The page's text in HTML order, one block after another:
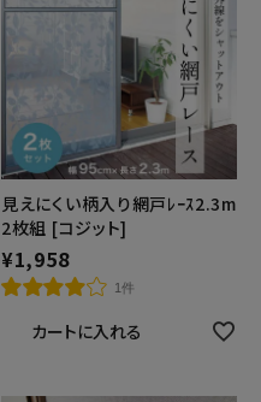
見えにくい柄入り網戸ﾚｰｽ2.3m
2枚組 [コジット]
¥1,958
1件
カートに入れる